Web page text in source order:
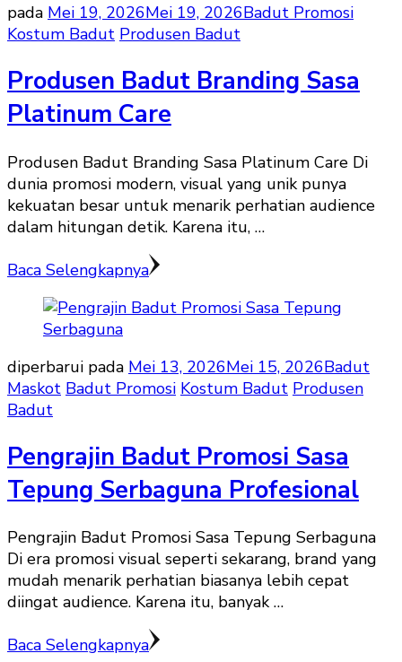
pada Mei 19, 2026Mei 19, 2026Badut Promosi
Kostum Badut Produsen Badut
Produsen Badut Branding Sasa
Platinum Care
Produsen Badut Branding Sasa Platinum Care Di
dunia promosi modern, visual yang unik punya
kekuatan besar untuk menarik perhatian audience
dalam hitungan detik. Karena itu, …
Baca Selengkapnya
diperbarui pada Mei 13, 2026Mei 15, 2026Badut
Maskot Badut Promosi Kostum Badut Produsen
Badut
Pengrajin Badut Promosi Sasa
Tepung Serbaguna Profesional
Pengrajin Badut Promosi Sasa Tepung Serbaguna
Di era promosi visual seperti sekarang, brand yang
mudah menarik perhatian biasanya lebih cepat
diingat audience. Karena itu, banyak …
Baca Selengkapnya